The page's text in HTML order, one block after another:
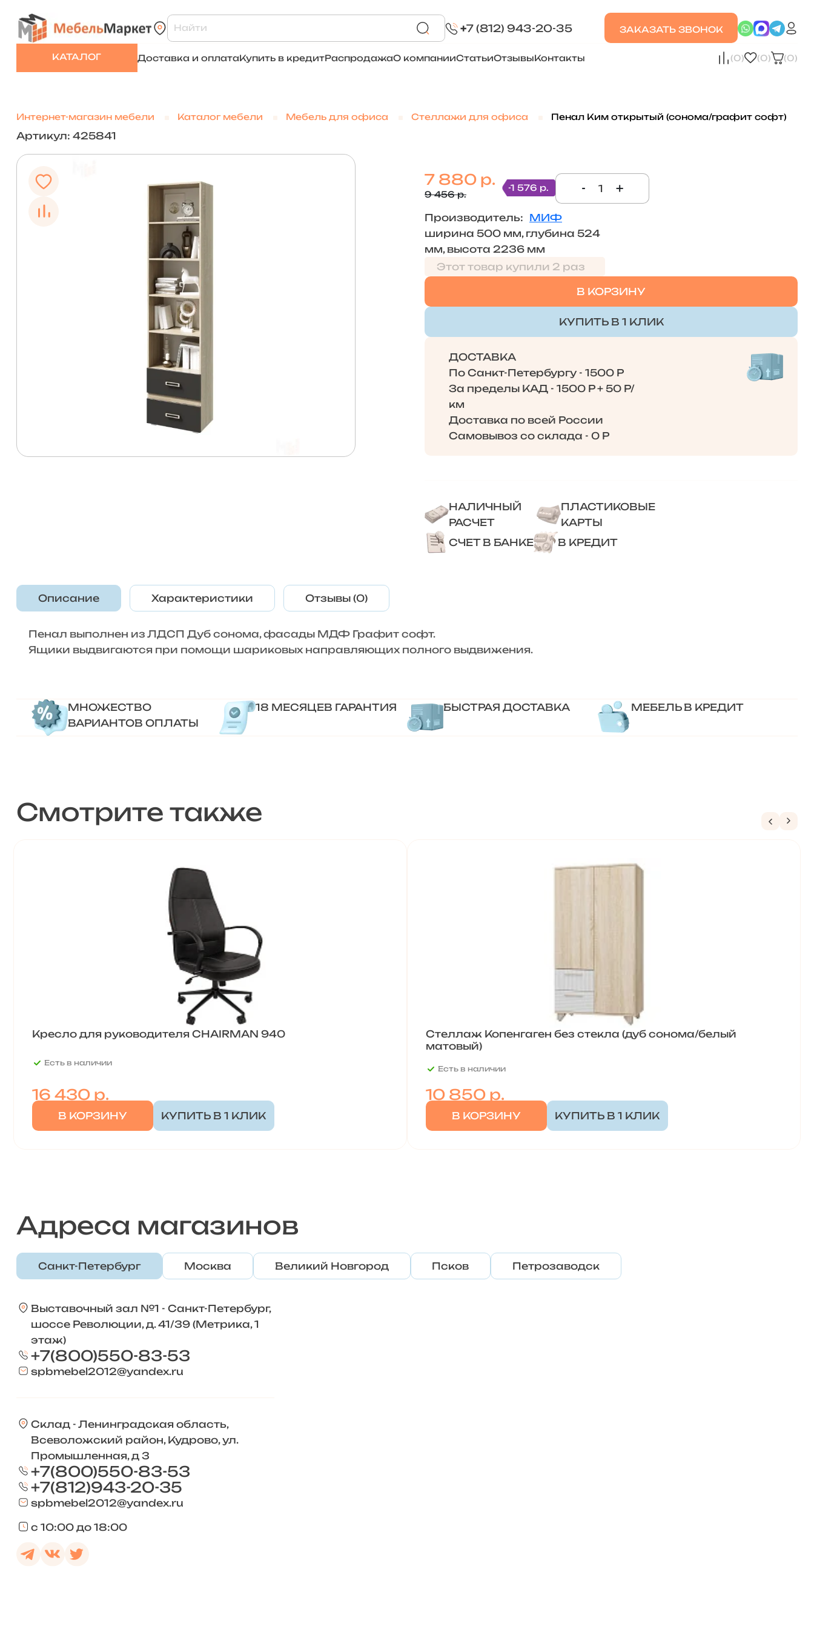
+7 (812) 943-20-35 ЗАКАЗАТЬ ЗВОНОК
КАТАЛОГ Доставка и оплатаКупить в кредитРаспродажаО компанииСтатьиОтзывыКонтакты (0) (0) (0)
Интернет-магазин мебели Каталог мебели Мебель для офиса Стеллажи для офиса Пенал Ким открытый (сонома/графит софт)
Артикул: 425841
7 880 р.
9 456 р.
-1 576 р. - +
Производитель: МИФ
ширина 500 мм, глубина 524
мм, высота 2236 мм
Этот товар купили 2 раз
В КОРЗИНУ
КУПИТЬ В 1 КЛИК
ДОСТАВКА
По Санкт-Петербургу - 1500 Р
За пределы КАД - 1500 Р + 50 Р/
км
Доставка по всей России
Самовывоз со склада - 0 Р
НАЛИЧНЫЙ
РАСЧЕТ
ПЛАСТИКОВЫЕ
КАРТЫ
СЧЕТ В БАНКЕ
В КРЕДИТ
Описание Характеристики Отзывы (0)
Пенал выполнен из ЛДСП Дуб сонома, фасады МДФ Графит софт.
Ящики выдвигаются при помощи шариковых направляющих полного выдвижения.
МНОЖЕСТВО
ВАРИАНТОВ ОПЛАТЫ
18 МЕСЯЦЕВ ГАРАНТИЯ БЫСТРАЯ ДОСТАВКА МЕБЕЛЬ В КРЕДИТ
Смотрите также
Кресло для руководителя CHAIRMAN 940
Есть в наличии
16 430р.
В КОРЗИНУ КУПИТЬ В 1 КЛИК
Стеллаж Копенгаген без стекла (дуб сонома/белый
матовый)
Есть в наличии
10 850р.
В КОРЗИНУ КУПИТЬ В 1 КЛИК
Адреса магазинов
Санкт-Петербург Москва Великий Новгород Псков Петрозаводск
Выставочный зал №1 - Санкт-Петербург,
шоссе Революции, д. 41/39 (Метрика, 1
этаж)
+7(800)550-83-53
spbmebel2012@yandex.ru
Склад - Ленинградская область,
Всеволожский район, Кудрово, ул.
Промышленная, д 3
+7(800)550-83-53
+7(812)943-20-35
spbmebel2012@yandex.ru
с 10:00 до 18:00